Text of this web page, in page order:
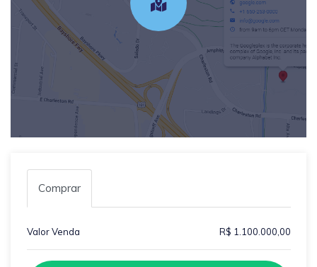
Comprar
Valor Venda R$ 1.100.000,00